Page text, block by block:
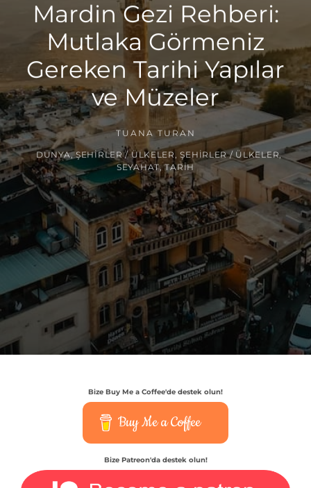
Mardin Gezi Rehberi:
Mutlaka Görmeniz
Gereken Tarihi Yapılar
ve Müzeler
TUANA TURAN
DÜNYA,ŞEHIRLER / ÜLKELER ,ŞEHIRLER / ÜLKELER,
SEYAHAT,TARIH
Bize Buy Me a Coffee'de destek olun!
Buy Me a Coffee
Bize Patreon'da destek olun!